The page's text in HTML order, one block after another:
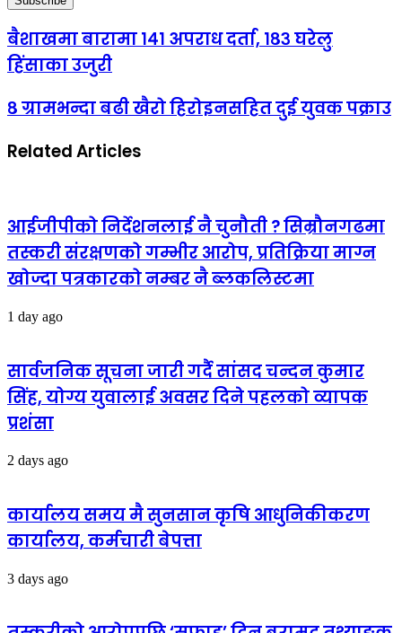
बैशाखमा बारामा १४१ अपराध दर्ता, १८३ घरेलु
हिंसाका उजुरी
८ ग्रामभन्दा बढी खैरो हिरोइनसहित दुई युवक पक्राउ
Related Articles
आईजीपीको निर्देशनलाई नै चुनौती ? सिम्रौनगढमा
तस्करी संरक्षणको गम्भीर आरोप, प्रतिक्रिया माग्न
खोज्दा पत्रकारको नम्बर नै ब्लकलिस्टमा
1 day ago
सार्वजनिक सूचना जारी गर्दै सांसद चन्दन कुमार
सिंह, योग्य युवालाई अवसर दिने पहलको व्यापक
प्रशंसा
2 days ago
कार्यालय समय मै सुनसान कृषि आधुनिकीकरण
कार्यालय, कर्मचारी बेपत्ता
3 days ago